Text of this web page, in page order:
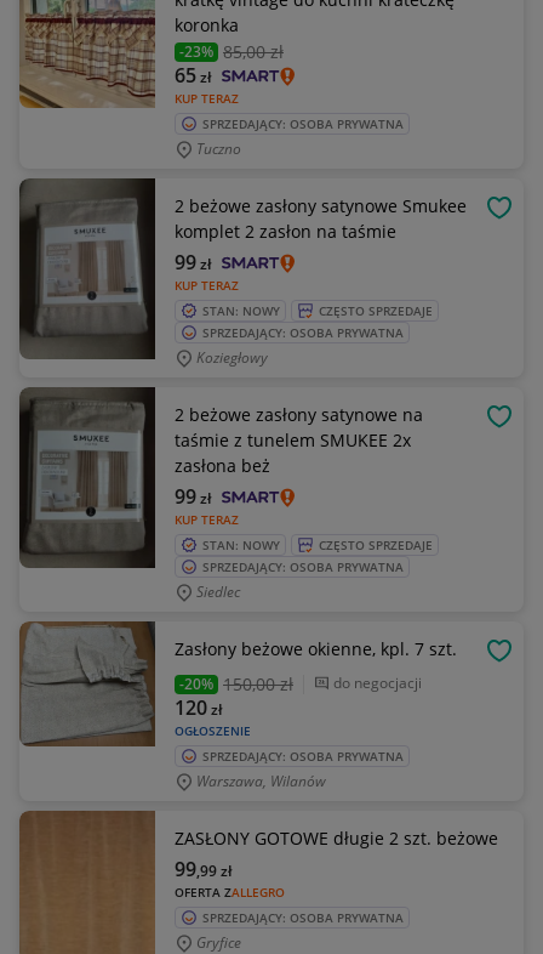
koronka
-23% 85,00 zł
KUP TERAZ
65zł
SPRZEDAJĄCY: OSOBA PRYWATNA
Tuczno
2 beżowe zasłony satynowe Smukee
komplet 2 zasłon na taśmie
KUP TERAZ
99zł
STAN: NOWY
CZĘSTO SPRZEDAJE
SPRZEDAJĄCY: OSOBA PRYWATNA
Koziegłowy
2 beżowe zasłony satynowe na
taśmie z tunelem SMUKEE 2x
zasłona beż
KUP TERAZ
99zł
STAN: NOWY
CZĘSTO SPRZEDAJE
SPRZEDAJĄCY: OSOBA PRYWATNA
Siedlec
Zasłony beżowe okienne, kpl. 7 szt.
-20% 150,00 zł do negocjacji
OGŁOSZENIE
120zł
SPRZEDAJĄCY: OSOBA PRYWATNA
Warszawa, Wilanów
ZASŁONY GOTOWE długie 2 szt. beżowe
OFERTA ZALLEGRO
99,99zł
SPRZEDAJĄCY: OSOBA PRYWATNA
Gryfice